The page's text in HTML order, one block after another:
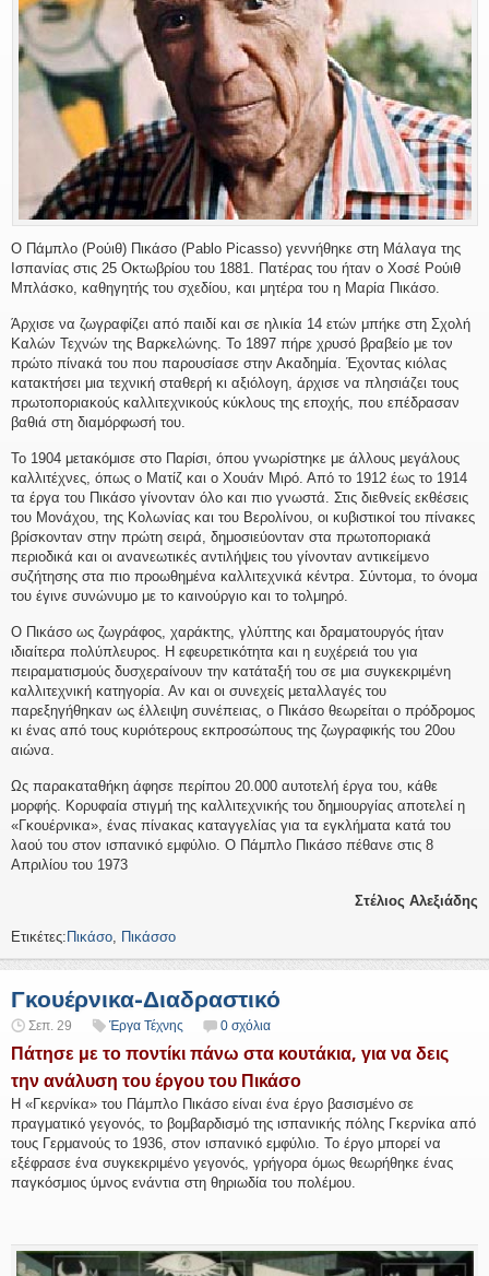
Ο Πάμπλο (Ρούιθ) Πικάσο (Pablo Picasso) γεννήθηκε στη Μάλαγα της
Ισπανίας στις 25 Οκτωβρίου του 1881. Πατέρας του ήταν ο Χοσέ Ρούιθ
Μπλάσκο, καθηγητής του σχεδίου, και μητέρα του η Μαρία Πικάσο.
Άρχισε να ζωγραφίζει από παιδί και σε ηλικία 14 ετών μπήκε στη Σχολή
Καλών Τεχνών της Βαρκελώνης. Το 1897 πήρε χρυσό βραβείο με τον
πρώτο πίνακά του που παρουσίασε στην Ακαδημία. Έχοντας κιόλας
κατακτήσει μια τεχνική σταθερή κι αξιόλογη, άρχισε να πλησιάζει τους
πρωτοποριακούς καλλιτεχνικούς κύκλους της εποχής, που επέδρασαν
βαθιά στη διαμόρφωσή του.
Το 1904 μετακόμισε στο Παρίσι, όπου γνωρίστηκε με άλλους μεγάλους
καλλιτέχνες, όπως ο Ματίζ και ο Χουάν Μιρό. Από το 1912 έως το 1914
τα έργα του Πικάσο γίνονταν όλο και πιο γνωστά. Στις διεθνείς εκθέσεις
του Μονάχου, της Κολωνίας και του Βερολίνου, οι κυβιστικοί του πίνακες
βρίσκονταν στην πρώτη σειρά, δημοσιεύονταν στα πρωτοποριακά
περιοδικά και οι ανανεωτικές αντιλήψεις του γίνονταν αντικείμενο
συζήτησης στα πιο προωθημένα καλλιτεχνικά κέντρα. Σύντομα, το όνομα
του έγινε συνώνυμο με το καινούργιο και το τολμηρό.
Ο Πικάσο ως ζωγράφος, χαράκτης, γλύπτης και δραματουργός ήταν
ιδιαίτερα πολύπλευρος. Η εφευρετικότητα και η ευχέρειά του για
πειραματισμούς δυσχεραίνουν την κατάταξή του σε μια συγκεκριμένη
καλλιτεχνική κατηγορία. Αν και οι συνεχείς μεταλλαγές του
παρεξηγήθηκαν ως έλλειψη συνέπειας, ο Πικάσο θεωρείται ο πρόδρομος
κι ένας από τους κυριότερους εκπροσώπους της ζωγραφικής του 20ου
αιώνα.
Ως παρακαταθήκη άφησε περίπου 20.000 αυτοτελή έργα του, κάθε
μορφής. Κορυφαία στιγμή της καλλιτεχνικής του δημιουργίας αποτελεί η
«Γκουέρνικα», ένας πίνακας καταγγελίας για τα εγκλήματα κατά του
λαού του στον ισπανικό εμφύλιο. Ο Πάμπλο Πικάσο πέθανε στις 8
Απριλίου του 1973
Στέλιος Αλεξιάδης
Ετικέτες: Πικάσο, Πικάσσο
Γκουέρνικα-Διαδραστικό
Σεπ. 29 Έργα Τέχνης 0 σχόλια
Πάτησε με το ποντίκι πάνω στα κουτάκια, για να δεις
την ανάλυση του έργου του Πικάσο
Η «Γκερνίκα» του Πάμπλο Πικάσο είναι ένα έργο βασισμένο σε
πραγματικό γεγονός, το βομβαρδισμό της ισπανικής πόλης Γκερνίκα από
τους Γερμανούς το 1936, στον ισπανικό εμφύλιο. Το έργο μπορεί να
εξέφρασε ένα συγκεκριμένο γεγονός, γρήγορα όμως θεωρήθηκε ένας
παγκόσμιος ύμνος ενάντια στη θηριωδία του πολέμου.